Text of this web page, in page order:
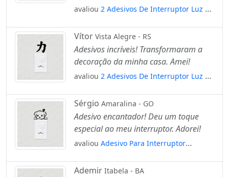
avaliou 2 Adesivos De Interruptor Luz E
Vítor Vista Alegre - RS
Adesivos incríveis! Transformaram a
decoração da minha casa. Amei!
avaliou 2 Adesivos De Interruptor Luz E
Sérgio Amaralina - GO
Adesivo encantador! Deu um toque
especial ao meu interruptor. Adorei!
avaliou Adesivo Para Interruptor
Mod:150
Ademir Itabela - BA